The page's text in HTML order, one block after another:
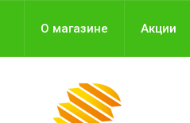
О магазине Акции